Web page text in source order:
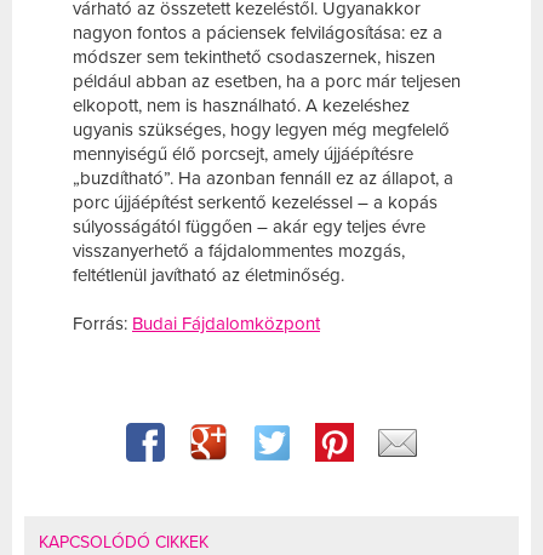
várható az összetett kezeléstől. Ugyanakkor
nagyon fontos a páciensek felvilágosítása: ez a
módszer sem tekinthető csodaszernek, hiszen
például abban az esetben, ha a porc már teljesen
elkopott, nem is használható. A kezeléshez
ugyanis szükséges, hogy legyen még megfelelő
mennyiségű élő porcsejt, amely újjáépítésre
„buzdítható”. Ha azonban fennáll ez az állapot, a
porc újjáépítést serkentő kezeléssel – a kopás
súlyosságától függően – akár egy teljes évre
visszanyerhető a fájdalommentes mozgás,
feltétlenül javítható az életminőség.
Forrás: Budai Fájdalomközpont
KAPCSOLÓDÓ CIKKEK